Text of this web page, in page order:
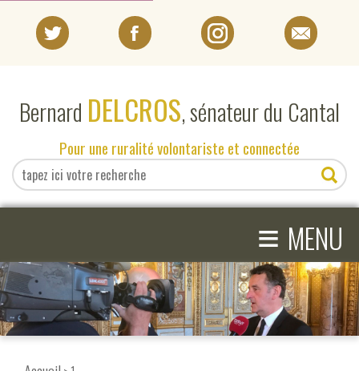
Bernard DELCROS, sénateur du Cantal
Pour une ruralité volontariste et connectée
≡ MENU
EN DIRECT DU SÉNAT
EN DIRECT DU CANTAL
COMPRENDRE LE SÉNAT